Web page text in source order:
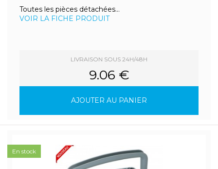
Toutes les pièces détachées...
VOIR LA FICHE PRODUIT
LIVRAISON SOUS 24H/48H
9.06 €
AJOUTER AU PANIER
En stock